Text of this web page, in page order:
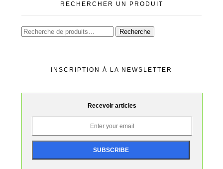
RECHERCHER UN PRODUIT
Recherche
INSCRIPTION À LA NEWSLETTER
Recevoir articles